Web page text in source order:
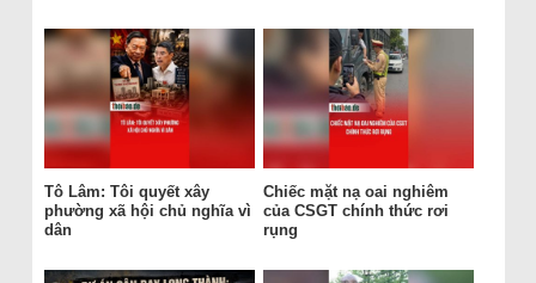
Tô Lâm: Tôi quyết xây
phường xã hội chủ nghĩa vì
dân
Chiếc mặt nạ oai nghiêm
của CSGT chính thức rơi
rụng